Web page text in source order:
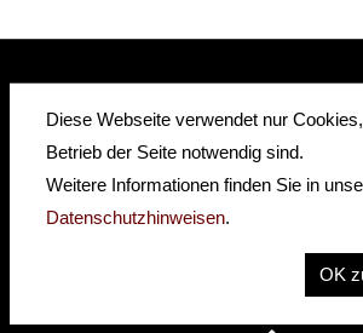
insidehofnerguitars
hofnerguitars
Home
Diese Webseite verwendet nur
Betrieb der Seite notwendig sind.
Weitere Informationen finden Sie in
Datenschutzhinweisen.
OK